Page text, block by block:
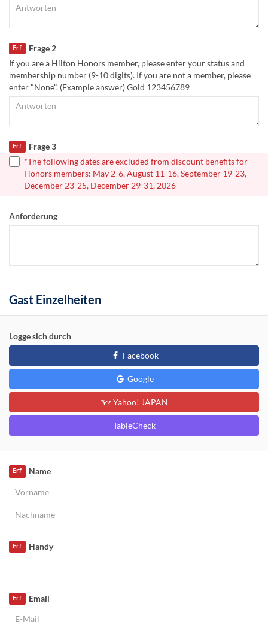
Frage 2
Erf
If you are a Hilton Honors member, please enter your status and
membership number (9-10 digits). If you are not a member, please
enter "None". (Example answer) Gold 123456789
Frage 3
Erf
*The following dates are excluded from discount benefits for
Honors members: May 2-6, August 11-16, September 19-23,
December 23-25, December 29-31, 2026
Anforderung
Gast Einzelheiten
Logge sich durch
Facebook
Google
Yahoo! JAPAN
TableCheck
Name
Erf
Handy
Erf
Email
Erf